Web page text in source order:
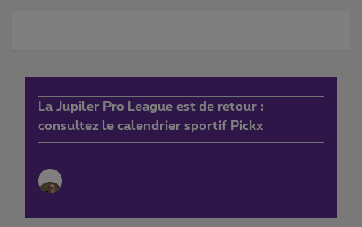
La Jupiler Pro League est de retour :
consultez le calendrier sportif Pickx